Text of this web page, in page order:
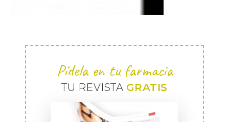
Pídela en tu farmacia
TU REVISTA GRATIS